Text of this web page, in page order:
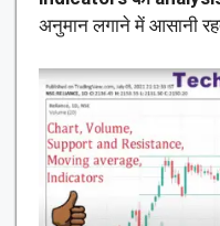
अनुमान लगाने में आसानी